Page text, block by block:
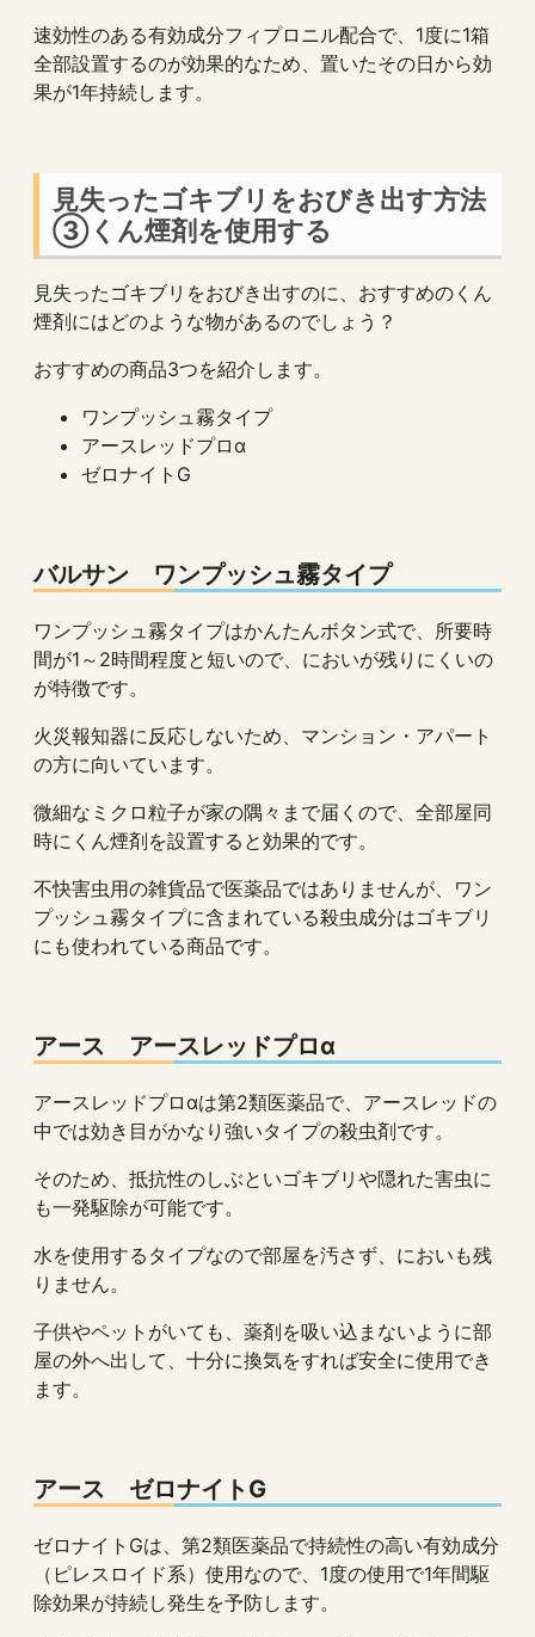
速効性のある有効成分フィプロニル配合で、1度に1箱
全部設置するのが効果的なため、置いたその日から効
果が1年持続します。
見失ったゴキブリをおびき出す方法
③くん煙剤を使用する
見失ったゴキブリをおびき出すのに、おすすめのくん
煙剤にはどのような物があるのでしょう？
おすすめの商品3つを紹介します。
ワンプッシュ霧タイプ
アースレッドプロα
ゼロナイトG
バルサン ワンプッシュ霧タイプ
ワンプッシュ霧タイプはかんたんボタン式で、所要時
間が1～2時間程度と短いので、においが残りにくいの
が特徴です。
火災報知器に反応しないため、マンション・アパート
の方に向いています。
微細なミクロ粒子が家の隅々まで届くので、全部屋同
時にくん煙剤を設置すると効果的です。
不快害虫用の雑貨品で医薬品ではありませんが、ワン
プッシュ霧タイプに含まれている殺虫成分はゴキブリ
にも使われている商品です。
アース アースレッドプロα
アースレッドプロαは第2類医薬品で、アースレッドの
中では効き目がかなり強いタイプの殺虫剤です。
そのため、抵抗性のしぶといゴキブリや隠れた害虫に
も一発駆除が可能です。
水を使用するタイプなので部屋を汚さず、においも残
りません。
子供やペットがいても、薬剤を吸い込まないように部
屋の外へ出して、十分に換気をすれば安全に使用でき
ます。
アース ゼロナイトG
ゼロナイトGは、第2類医薬品で持続性の高い有効成分
（ピレスロイド系）使用なので、1度の使用で1年間駆
除効果が持続し発生を予防します。